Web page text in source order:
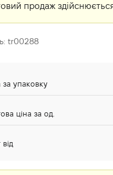
продаж
tr00288
за упаковку
ціна за од.
від